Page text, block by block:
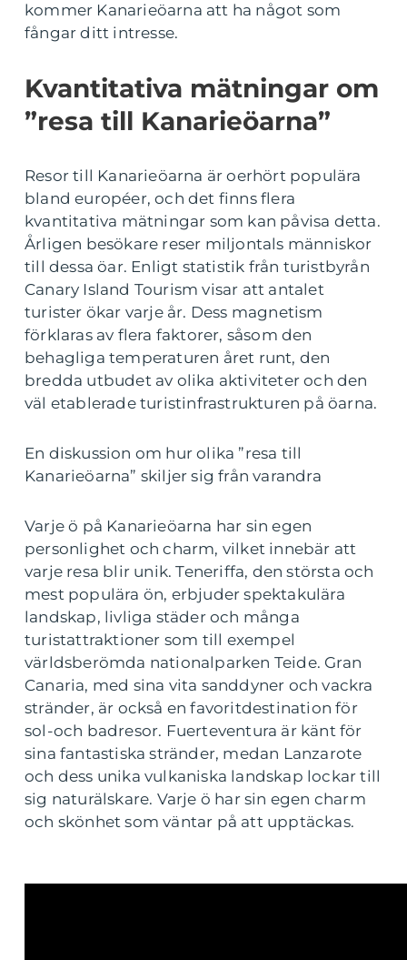
kommer Kanarieöarna att ha något som
fångar ditt intresse.
Kvantitativa mätningar om
”resa till Kanarieöarna”
Resor till Kanarieöarna är oerhört populära
bland européer, och det finns flera
kvantitativa mätningar som kan påvisa detta.
Årligen besökare reser miljontals människor
till dessa öar. Enligt statistik från turistbyrån
Canary Island Tourism visar att antalet
turister ökar varje år. Dess magnetism
förklaras av flera faktorer, såsom den
behagliga temperaturen året runt, den
bredda utbudet av olika aktiviteter och den
väl etablerade turistinfrastrukturen på öarna.
En diskussion om hur olika ”resa till
Kanarieöarna” skiljer sig från varandra
Varje ö på Kanarieöarna har sin egen
personlighet och charm, vilket innebär att
varje resa blir unik. Teneriffa, den största och
mest populära ön, erbjuder spektakulära
landskap, livliga städer och många
turistattraktioner som till exempel
världsberömda nationalparken Teide. Gran
Canaria, med sina vita sanddyner och vackra
stränder, är också en favoritdestination för
sol-och badresor. Fuerteventura är känt för
sina fantastiska stränder, medan Lanzarote
och dess unika vulkaniska landskap lockar till
sig naturälskare. Varje ö har sin egen charm
och skönhet som väntar på att upptäckas.